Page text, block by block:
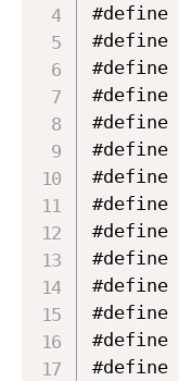
#define
#define
#define
#define
#define
#define
#define
#define
#define
#define
#define
#define
#define
#define